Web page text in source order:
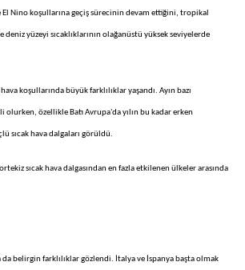
Nino koşullarına geçiş sürecinin devam ettiğini, tropikal
yüzeyi sıcaklıklarının olağanüstü yüksek seviyelerde
koşullarında büyük farklılıklar yaşandı. Ayın bazı
özellikle Batı Avrupa'da yılın bu kadar erken
sıcak hava dalgaları görüldü.
sıcak hava dalgasından en fazla etkilenen ülkeler arasında
da belirgin farklılıklar gözlendi. İtalya ve İspanya başta olmak